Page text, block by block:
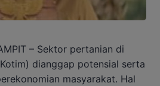
– Sektor pertanian di
dianggap potensial serta
masyarakat. Hal